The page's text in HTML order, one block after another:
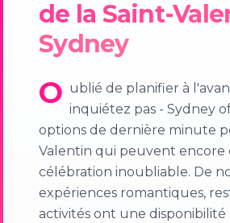
de la Saint-
Sydney
O ublié de planifier à
inquiétez pas - Sydney
options de dernière minute
Valentin qui peuvent encore
célébration inoubliable. De
expériences romantiques,
activités ont une